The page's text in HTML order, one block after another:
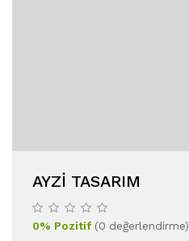
AYZI TASARIM
0% Pozitif(0 değerlendirme)